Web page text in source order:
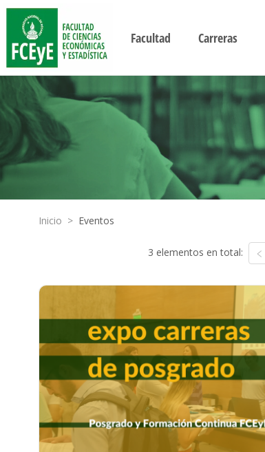
Facultad Carreras
Inicio > Eventos
3 elementos en total: